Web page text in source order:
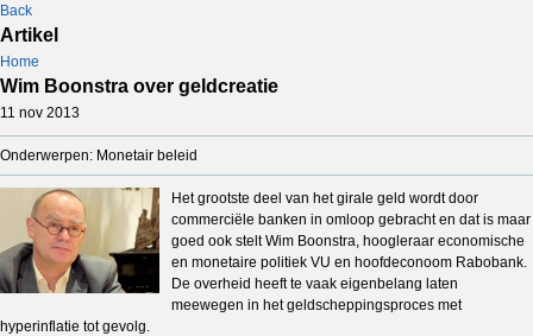
Back
Artikel
Home
Wim Boonstra over geldcreatie
11 nov 2013
Onderwerpen: Monetair beleid
Het grootste deel van het girale geld wordt door
commerciële banken in omloop gebracht en dat is maar
goed ook stelt Wim Boonstra, hoogleraar economische
en monetaire politiek VU en hoofdeconoom Rabobank.
De overheid heeft te vaak eigenbelang laten
meewegen in het geldscheppingsproces met
hyperinflatie tot gevolg.